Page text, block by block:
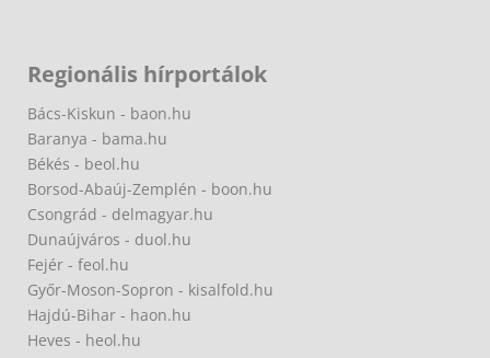
Regionális hírportálok
Bács-Kiskun - baon.hu
Baranya - bama.hu
Békés - beol.hu
Borsod-Abaúj-Zemplén - boon.hu
Csongrád - delmagyar.hu
Dunaújváros - duol.hu
Fejér - feol.hu
Győr-Moson-Sopron - kisalfold.hu
Hajdú-Bihar - haon.hu
Heves - heol.hu